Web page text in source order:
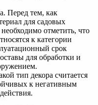
Перед тем, как
для садовых
отметить, что
к категории
срок
для обработки и
тип декора считается
к негативным